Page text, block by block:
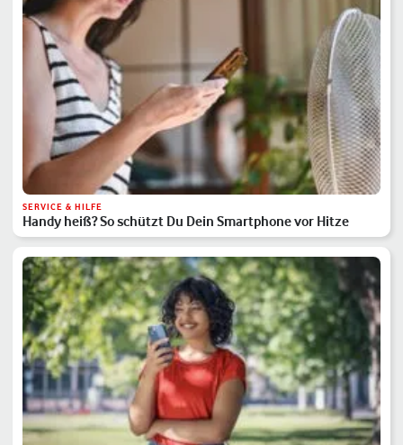
SERVICE & HILFE
Handy heiß? So schützt Du Dein Smartphone vor Hitze